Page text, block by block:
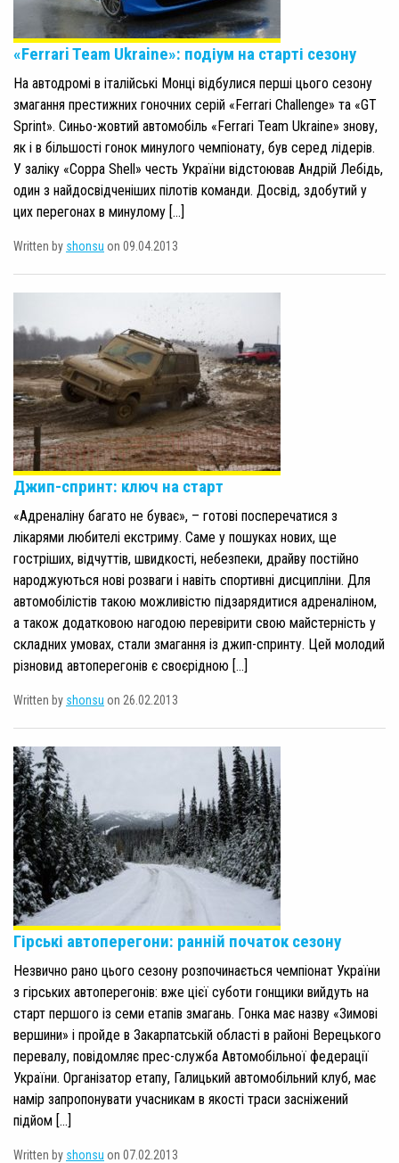
«Ferrari Team Ukraine»: подіум на старті сезону
На автодромі в італійські Монці відбулися перші цього сезону
змагання престижних гоночних серій «Ferrari Challenge» та «GT
Sprint». Синьо-жовтий автомобіль «Ferrari Team Ukraine» знову,
як і в більшості гонок минулого чемпіонату, був серед лідерів.
У заліку «Coppa Shell» честь України відстоював Андрій Лебідь,
один з найдосвідченіших пілотів команди. Досвід, здобутий у
цих перегонах в минулому […]
Written by shonsu on 09.04.2013
Джип-спринт: ключ на старт
«Адреналіну багато не буває», – готові посперечатися з
лікарями любителі екстриму. Саме у пошуках нових, ще
гостріших, відчуттів, швидкості, небезпеки, драйву постійно
народжуються нові розваги і навіть спортивні дисципліни. Для
автомобілістів такою можливістю підзарядитися адреналіном,
а також додатковою нагодою перевірити свою майстерність у
складних умовах, стали змагання із джип-спринту. Цей молодий
різновид автоперегонів є своєрідною […]
Written by shonsu on 26.02.2013
Гірські автоперегони: ранній початок сезону
Незвично рано цього сезону розпочинається чемпіонат України
з гірських автоперегонів: вже цієї суботи гонщики вийдуть на
старт першого із семи етапів змагань. Гонка має назву «Зимові
вершини» і пройде в Закарпатській області в районі Верецького
перевалу, повідомляє прес-служба Автомобільної федерації
України. Організатор етапу, Галицький автомобільний клуб, має
намір запропонувати учасникам в якості траси засніжений
підйом […]
Written by shonsu on 07.02.2013